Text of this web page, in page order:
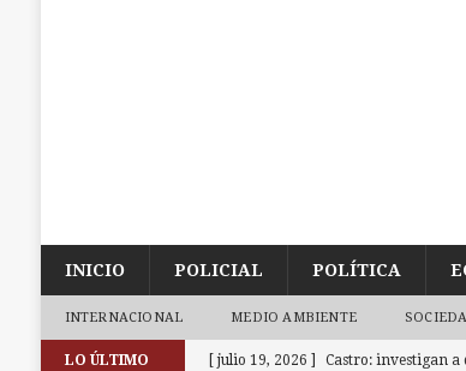
INICIO POLICIAL POLÍTICA
INTERNACIONAL MEDIO AMBIENTE
LO ÚLTIMO [ julio 19, 2026 ] Castro: investigan